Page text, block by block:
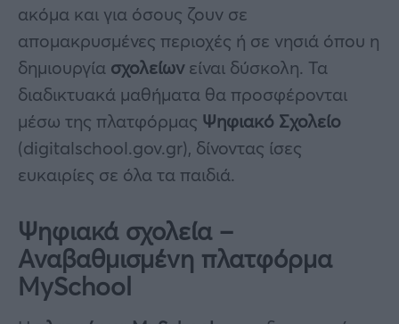
ακόμα και για όσους ζουν σε
απομακρυσμένες περιοχές ή σε νησιά όπου η
δημιουργία σχολείωνείναι δύσκολη. Τα
διαδικτυακά μαθήματα θα προσφέρονται
μέσω της πλατφόρμας Ψηφιακό Σχολείο
(digitalschool.gov.gr), δίνοντας ίσες
ευκαιρίες σε όλα τα παιδιά.
Ψηφιακά σχολεία –
Αναβαθμισμένη πλατφόρμα
MySchool